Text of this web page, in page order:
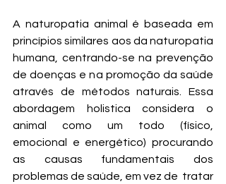
A naturopatia animal é baseada em
princípios similares aos da naturopatia
humana, centrando-se na prevenção
de doenças e na promoção da saúde
através de métodos naturais. Essa
abordagem holistica considera o
animal como um todo (físico,
emocional e energético) procurando
as causas fundamentais dos
problemas de saúde, em vez de  tratar